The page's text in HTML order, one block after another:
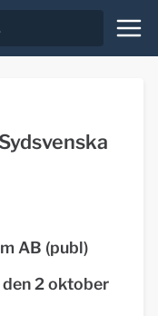
AB (publ)
2 oktober